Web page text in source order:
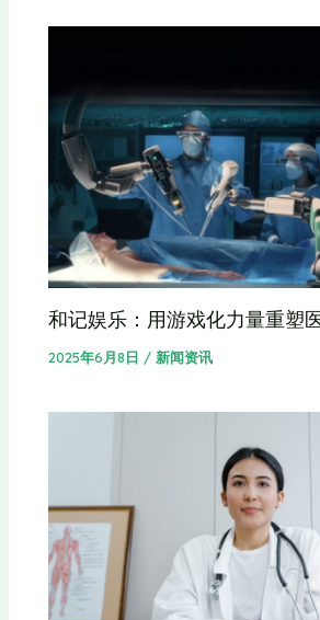
和记娱乐：用游戏化力量重塑
2025年6月8日 /新闻资讯